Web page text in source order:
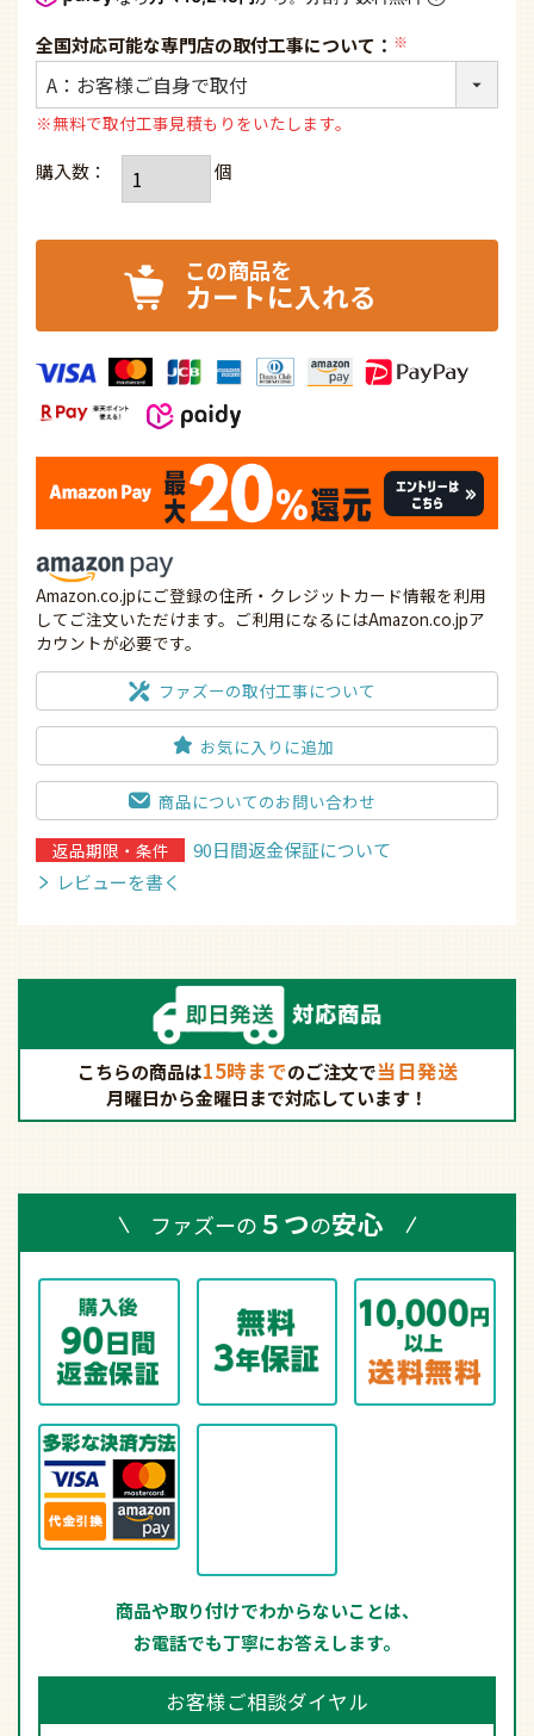
全国対応可能な専門店の取付工事について：
(必
※無料で取付工事見積もりをいたします。
カートに入れる
Amazon.co.jpにご登録の住所・クレジットカード情報を利用
してご注文いただけます。ご利用になるにはAmazon.co.jpア
カウントが必要です。
ファズーの取付工事について
お気に入りに追加
商品についてのお問い合わせ
返品期限・条件
90日間返金保証について
レビューを書く
こちらの商品は15時までのご注文で当日発送
月曜日から金曜日まで対応しています！
ファズーの５つの安心
商品や取り付けでわからないことは、
お電話でも丁寧にお答えします。
お客様ご相談ダイヤル
月～金 9時～18時
0466-47-9490